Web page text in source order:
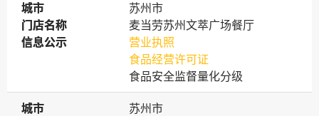
城市
城市
苏州市
门店名称
门店名称
麦当劳苏州文萃广场餐厅
信息公示
信息公示
营业执照
食品经营许可证
食品安全监督量化分级
城市
城市
苏州市